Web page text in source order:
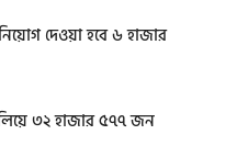
দেওয়া হবে ৬ হাজার
৩২ হাজার ৫৭৭ জন